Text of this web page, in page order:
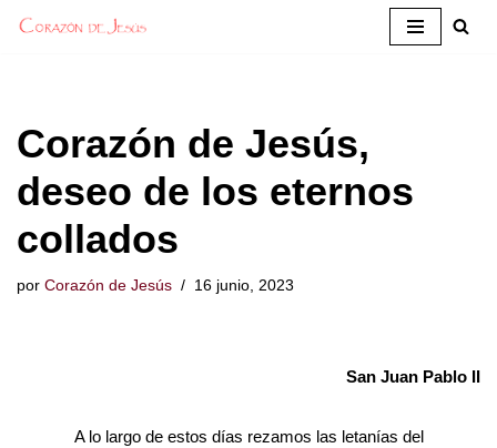
Corazón de Jesús,
deseo de los eternos
collados
por Corazón de Jesús 16 junio, 2023
San Juan Pablo II
A lo largo de estos días rezamos las letanías del